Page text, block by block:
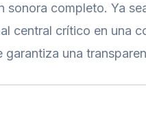
completo. Ya
central crítico en una
una